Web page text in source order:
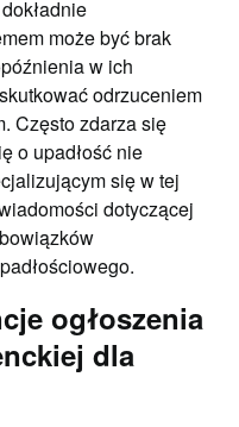
może być brak
w ich
odrzuceniem
Często zdarza się
o upadłość nie
się w tej
dotyczącej
ogłoszenia
dla